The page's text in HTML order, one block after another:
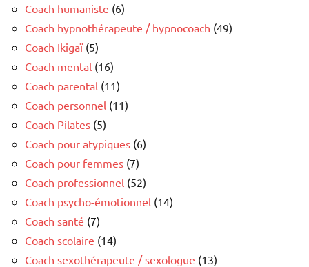
Coach humaniste (6)
Coach hypnothérapeute / hypnocoach (49)
Coach Ikigaï(5)
Coach mental (16)
Coach parental (11)
Coach personnel (11)
Coach Pilates (5)
Coach pour atypiques (6)
Coach pour femmes (7)
Coach professionnel (52)
Coach psycho-émotionnel (14)
Coach santé (7)
Coach scolaire (14)
Coach sexothérapeute / sexologue (13)